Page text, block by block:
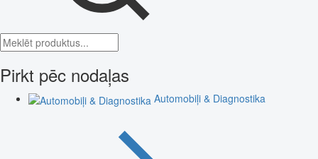
Pirkt pēc nodaļas
Automobiļi & Diagnostika